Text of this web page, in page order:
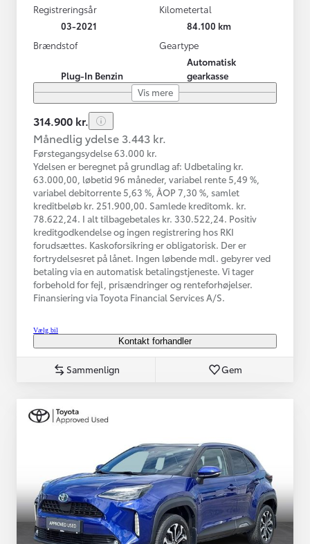
Registreringsår
03-2021
Kilometertal
84.100 km
Brændstof
Plug-In Benzin
Geartype
Automatisk
gearkasse
Vis mere
314.900 kr.
Månedlig ydelse 3.443 kr.
Førstegangsydelse 63.000 kr.
Ydelsen er beregnet på grundlag af: Udbetaling kr.
63.000,00, løbetid 96 måneder, variabel rente 5,49 %,
variabel debitorrente 5,63 %, ÅOP 7,30 %, samlet
kreditbeløb kr. 251.900,00. Samlede kreditomk. kr.
78.622,24. I alt tilbagebetales kr. 330.522,24. Positiv
kreditgodkendelse og ingen registrering hos RKI
forudsættes. Kaskoforsikring er obligatorisk. Der er
fortrydelsesret på lånet. Ingen løbende mdl. gebyrer ved
betaling via en automatisk betalingstjeneste. Vi tager
forbehold for fejl, prisændringer og renteforhøjelser.
Finansiering via Toyota Financial Services A/S.
Vælg bil
Kontakt forhandler
Sammenlign Gem